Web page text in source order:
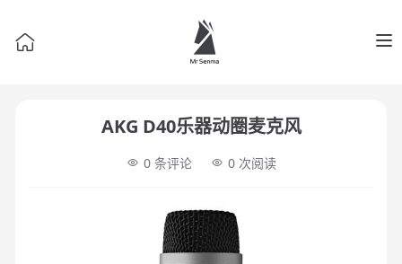
AKG D40乐器动圈麦克风
0 条评论 0 次阅读